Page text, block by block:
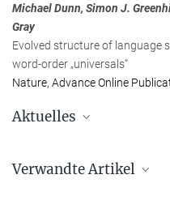
stephen.levinson@...
Michael Dunn
Max-Planck-Institut für
michael.dunn@...
Michael Dunn, Simon J.
Gray
Evolved structure of language
word-order „universals“
Nature, Advance Online
Aktuelles
Eine Gedächtnisstudie zu
Verwandte Artikel